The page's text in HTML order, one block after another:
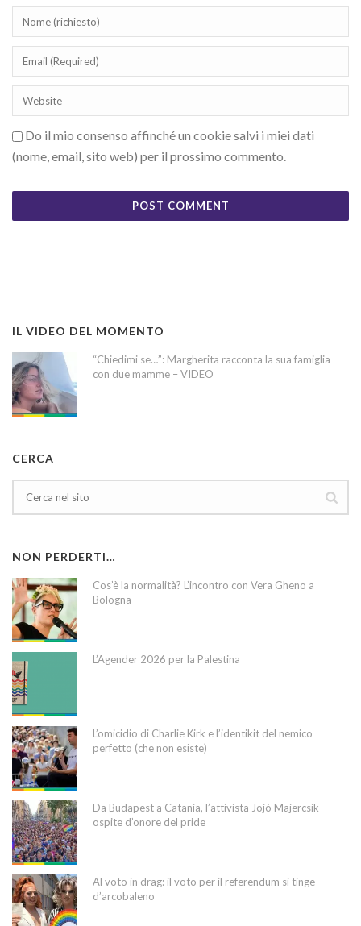
Do il mio consenso affinché un cookie salvi i miei dati
(nome, email, sito web) per il prossimo commento.
IL VIDEO DEL MOMENTO
“Chiedimi se…”: Margherita racconta la sua famiglia
con due mamme – VIDEO
CERCA
NON PERDERTI…
Cos’è la normalità? L’incontro con Vera Gheno a
Bologna
L’Agender 2026 per la Palestina
L’omicidio di Charlie Kirk e l’identikit del nemico
perfetto (che non esiste)
Da Budapest a Catania, l’attivista Jojó Majercsik
ospite d’onore del pride
Al voto in drag: il voto per il referendum si tinge
d’arcobaleno